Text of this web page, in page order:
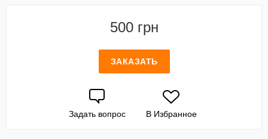
500 грн
ЗАКАЗАТЬ
Задать вопрос В Избранное